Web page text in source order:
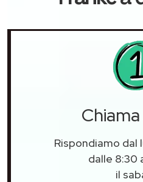
Rispondiamo dal
dalle 8:30
il